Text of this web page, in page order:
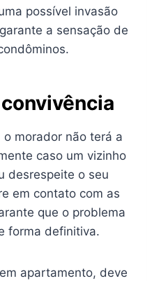
possível invasão
a sensação de
morador não terá a
caso um vizinho
desrespeite o seu
em contato com as
que o problema
forma definitiva.
apartamento, deve